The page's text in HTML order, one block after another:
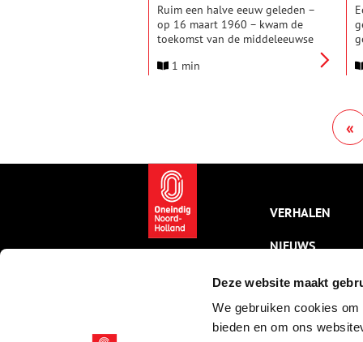
Deze website maakt
We gebruiken cookies
bieden en om ons
Ruim een halve eeuw geleden –
op 16 maart 1960 – kwam de
toekomst van de middeleeuwse
de Zeedijk’
1 min
«
VERHALEN
NIEUWS
KALENDER
THEMA’S